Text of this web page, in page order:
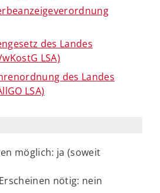
des Landes
LSA)
des Landes
LSA)
möglich: ja (soweit
nötig: nein